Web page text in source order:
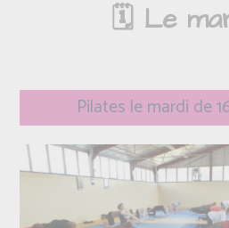
🗓️ Le
Pilates le mardi de